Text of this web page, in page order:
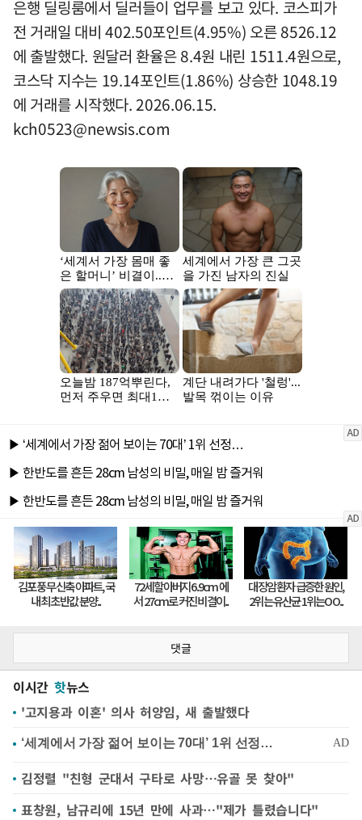
은행 딜링룸에서 딜러들이 업무를 보고 있다. 코스피가
전 거래일 대비 402.50포인트(4.95%) 오른 8526.12
에 출발했다. 원달러 환율은 8.4원 내린 1511.4원으로,
코스닥 지수는 19.14포인트(1.86%) 상승한 1048.19
에 거래를 시작했다. 2026.06.15.
kch0523@newsis.com
댓글
이시간 핫뉴스
'고지용과 이혼' 의사 허양임, 새 출발했다
김정렬 "친형 군대서 구타로 사망…유골 못 찾아"
표창원, 남규리에 15년 만에 사과…"제가 틀렸습니다"